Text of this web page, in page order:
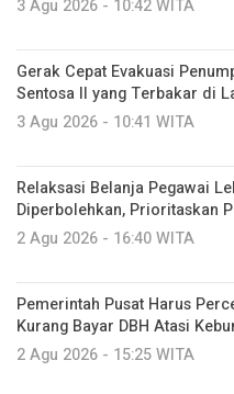
3 Agu 2026 - 10:42 WITA
Gerak Cepat Evakuasi
Sentosa II yang Terbakar di
3 Agu 2026 - 10:41 WITA
Relaksasi Belanja Pegawai
Diperbolehkan, Prioritaskan
2 Agu 2026 - 16:40 WITA
Pemerintah Pusat Harus
Kurang Bayar DBH Atasi
2 Agu 2026 - 15:25 WITA